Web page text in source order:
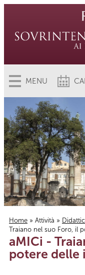
MENU
Tu sei qui
Home » Attività »
Traiano nel suo Foro, il
aMICi -
potere delle